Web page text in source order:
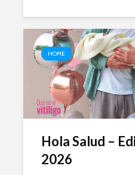
HOME
Hola Salud –
2026